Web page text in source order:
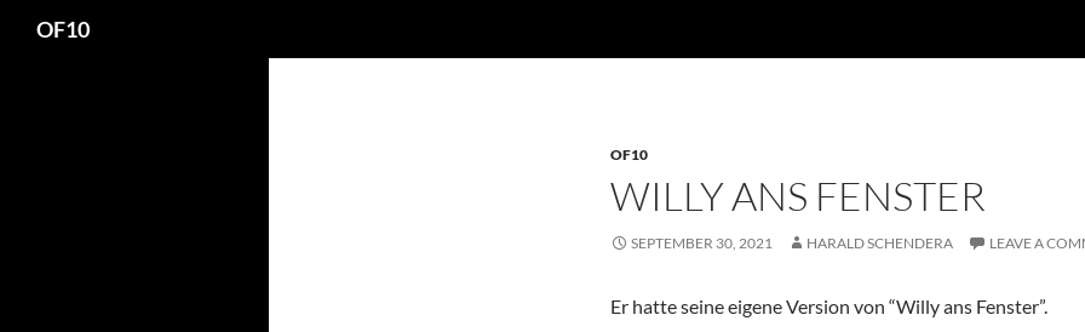
OF10
OF10
WILLY ANS FENSTER
SEPTEMBER 30, 2021 HARALD SCHENDERA LEAVE A
Er hatte seine eigene Version von “Willy ans Fenster”.